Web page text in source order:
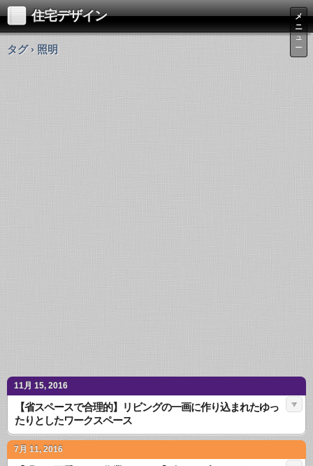
住宅デザイン
メ
ニ
ュ
ー
タグ › 照明
11月 15, 2016
【省スペースで合理的】リビングの一画に作り込まれたゆっ
たりとしたワークスペース
7月 11, 2016